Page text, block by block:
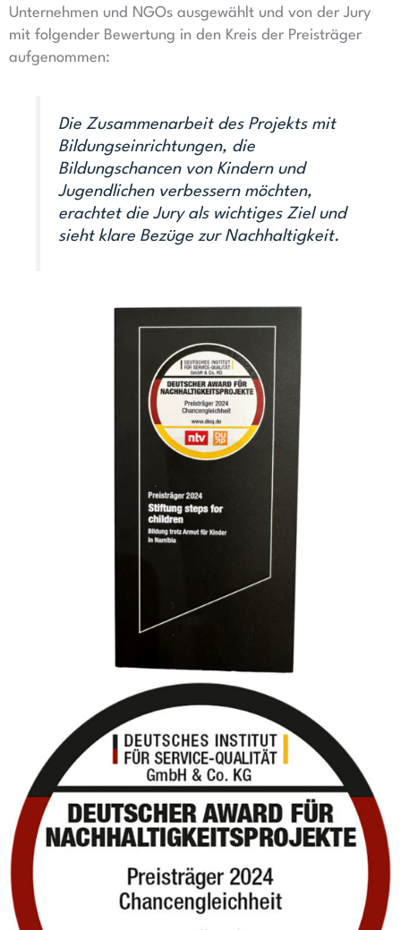
Unternehmen und NGOs ausgewählt und von der Jury
mit folgender Bewertung in den Kreis der Preisträger
aufgenommen:
Die Zusammenarbeit des Projekts mit
Bildungseinrichtungen, die
Bildungschancen von Kindern und
Jugendlichen verbessern möchten,
erachtet die Jury als wichtiges Ziel und
sieht klare Bezüge zur Nachhaltigkeit.